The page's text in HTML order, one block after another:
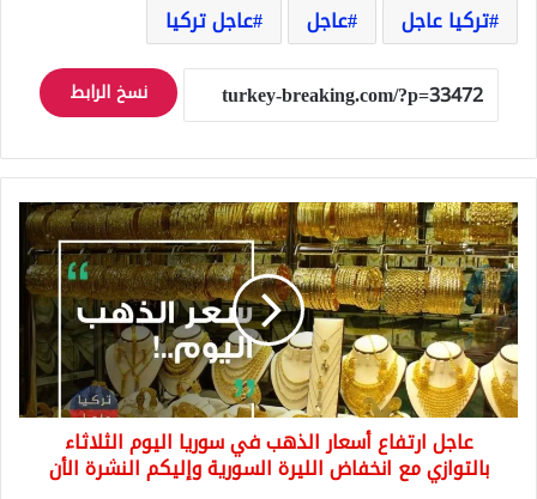
تركيا عاجل
عاجل عاجل تركيا
نسخ الرابط
عاجل
ارتفاع
أسعار
الذهب
في
سوريا
اليوم
الثلاثاء
بالتوازي
انخفاض
عاجل ارتفاع أسعار الذهب في سوريا اليوم الثلاثاء
بالتوازي مع انخفاض الليرة السورية وإليكم النشرة الأن